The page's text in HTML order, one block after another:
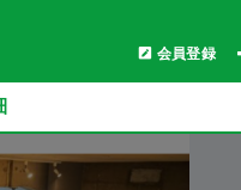
会員登録